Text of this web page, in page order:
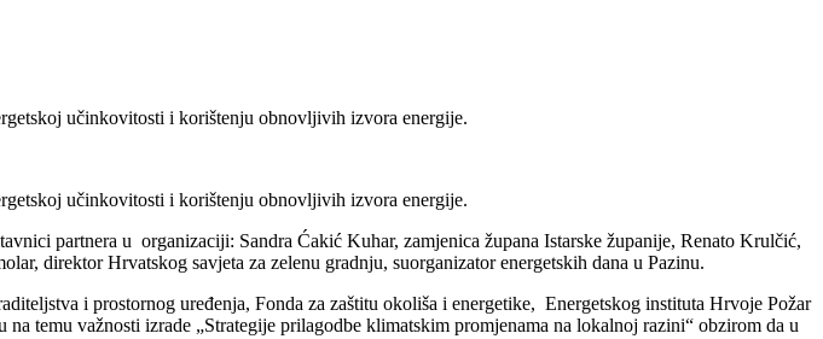
učinkovitosti i korištenju obnovljivih izvora energije.
učinkovitosti i korištenju obnovljivih izvora energije.
partnera u organizaciji: Sandra Ćakić Kuhar, zamjenica župana Istarske županije, Renato Krulčić,
direktor Hrvatskog savjeta za zelenu gradnju, suorganizator energetskih dana u Pazinu.
i prostornog uređenja, Fonda za zaštitu okoliša i energetike, Energetskog instituta Hrvoje Požar
temu važnosti izrade „Strategije prilagodbe klimatskim promjenama na lokalnoj razini“ obzirom da u